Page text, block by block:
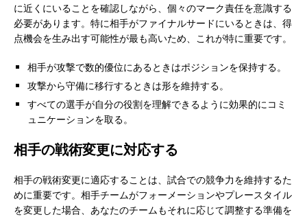
に近くにいることを確認しながら、個々のマーク責任を意識する
必要があります。特に相手がファイナルサードにいるときは、得
点機会を生み出す可能性が最も高いため、これが特に重要です。
相手が攻撃で数的優位にあるときはポジションを保持する。
攻撃から守備に移行するときは形を維持する。
すべての選手が自分の役割を理解できるように効果的にコミ
ュニケーションを取る。
相手の戦術変更に対応する
相手の戦術変更に適応することは、試合での競争力を維持するた
めに重要です。相手チームがフォーメーションやプレースタイル
を変更した場合、あなたのチームもそれに応じて調整する準備を